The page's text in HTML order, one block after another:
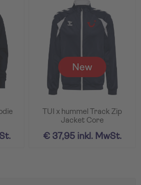
TUI x hummel Track Zip
Jacket Core
€ 37,95 inkl. MwSt.